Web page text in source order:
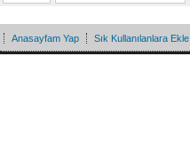
Anasayfam Yap Sık Kullanılanlara Ekle